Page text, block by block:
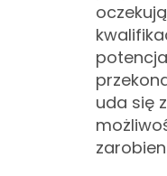
uda się